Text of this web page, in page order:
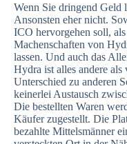
Wenn Sie dringend Geld
Ansonsten eher nicht.
ICO hervorgehen soll,
Machenschaften von
lassen. Und auch das
Hydra ist alles andere
Unterschied zu anderen
keinerlei Austausch
Die bestellten Waren
Käufer zugestellt. Die
bezahlte Mittelsmänner